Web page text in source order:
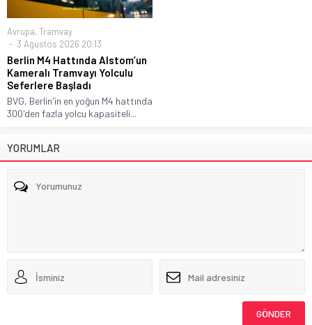
Avrupa, Tramvay
3 Ağustos 2026 20:13
Berlin M4 Hattında Alstom’un
Kameralı Tramvayı Yolculu
Seferlere Başladı
BVG, Berlin'in en yoğun M4 hattında
300'den fazla yolcu kapasiteli...
YORUMLAR